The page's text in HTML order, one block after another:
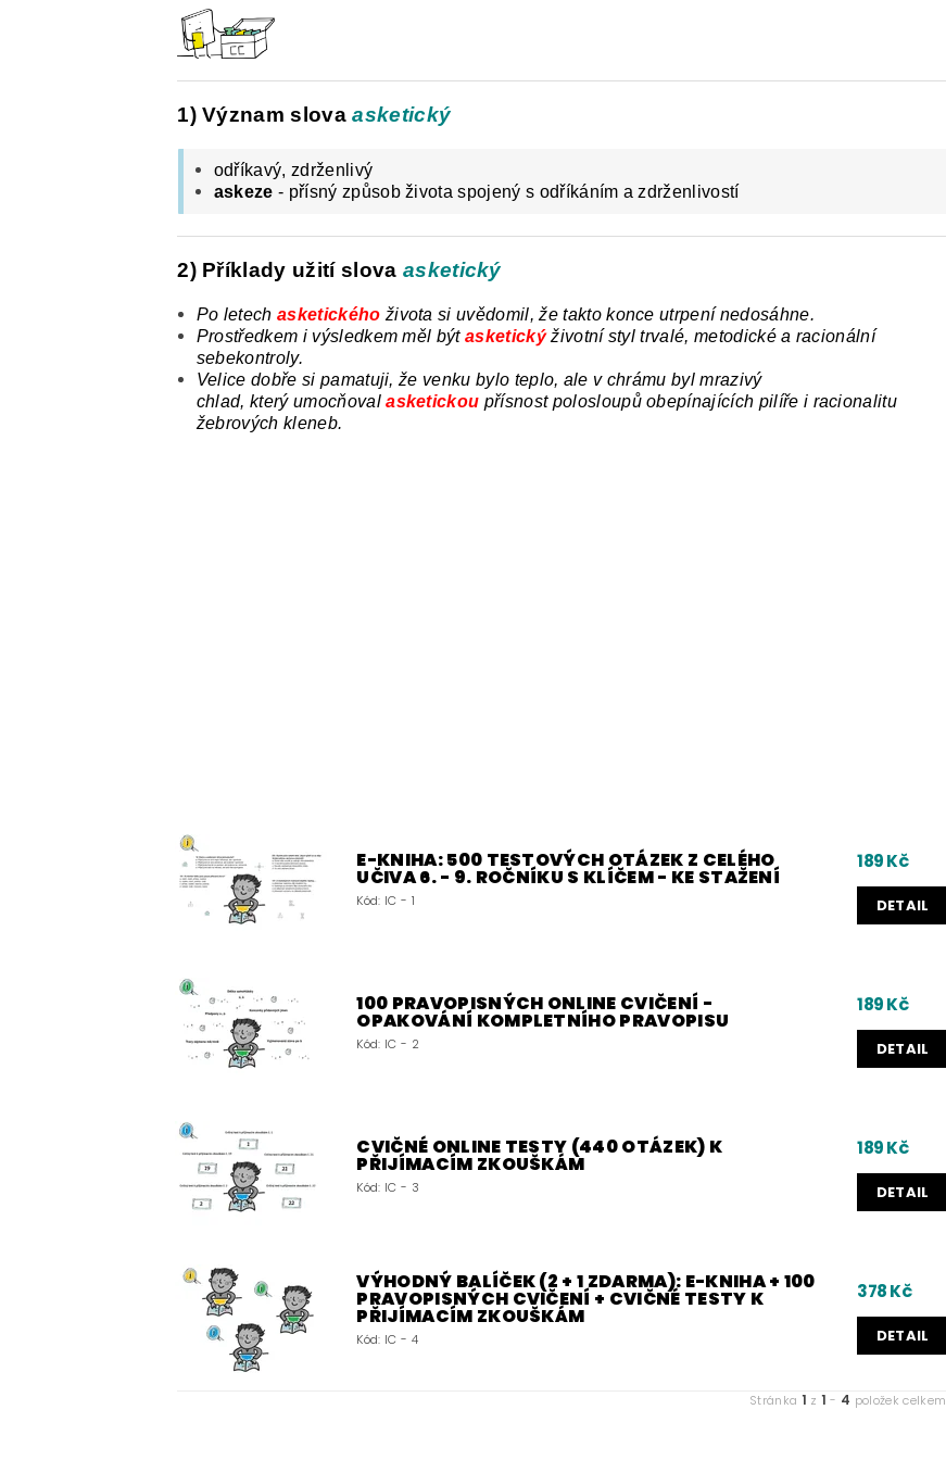
ČESKÝ JAZYK PRO STŘEDNÍ ŠKOLY
O NAŠICH STRÁNKÁCH
1) Význam slovaasketický
odříkavý, zdrženlivý
askeze - přísný způsob života spojený s odříkáním a zdrženlivostí
2) Příklady užití slova asketický
Po letech asketického života si uvědomil, že takto konce utrpení nedosáhne.
Prostředkem i výsledkem měl být asketický životní styl trvalé, metodické a racionální
sebekontroly.
Velice dobře si pamatuji, že venku bylo teplo, ale v chrámu byl mrazivý
chlad, který umocňoval asketickou přísnost polosloupů obepínajících pilíře i racionalitu
žebrových kleneb.
E-KNIHA: 500 TESTOVÝCH OTÁZEK Z CELÉHO
UČIVA 6. - 9. ROČNÍKU S KLÍČEM - KE STAŽENÍ
Kód: IC - 1
189 Kč
DETAIL
100 PRAVOPISNÝCH ONLINE CVIČENÍ -
OPAKOVÁNÍ KOMPLETNÍHO PRAVOPISU
Kód: IC - 2
189 Kč
DETAIL
CVIČNÉ ONLINE TESTY (440 OTÁZEK) K
PŘIJÍMACÍM ZKOUŠKÁM
Kód: IC - 3
189 Kč
DETAIL
VÝHODNÝ BALÍČEK (2 + 1 ZDARMA): E-KNIHA + 100
PRAVOPISNÝCH CVIČENÍ + CVIČNÉ TESTY K
PŘIJÍMACÍM ZKOUŠKÁM
Kód: IC - 4
378 Kč
DETAIL
Stránka 1 z 1 - 4 položek celkem